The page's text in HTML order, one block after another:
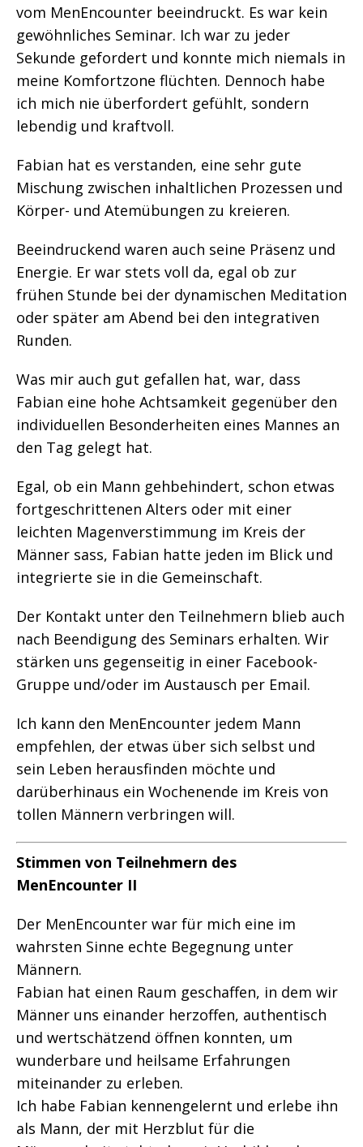
vom MenEncounter beeindruckt. Es war kein
gewöhnliches Seminar. Ich war zu jeder
Sekunde gefordert und konnte mich niemals in
meine Komfortzone flüchten. Dennoch habe
ich mich nie überfordert gefühlt, sondern
lebendig und kraftvoll.
Fabian hat es verstanden, eine sehr gute
Mischung zwischen inhaltlichen Prozessen und
Körper- und Atemübungen zu kreieren.
Beeindruckend waren auch seine Präsenz und
Energie. Er war stets voll da, egal ob zur
frühen Stunde bei der dynamischen Meditation
oder später am Abend bei den integrativen
Runden.
Was mir auch gut gefallen hat, war, dass
Fabian eine hohe Achtsamkeit gegenüber den
individuellen Besonderheiten eines Mannes an
den Tag gelegt hat.
Egal, ob ein Mann gehbehindert, schon etwas
fortgeschrittenen Alters oder mit einer
leichten Magenverstimmung im Kreis der
Männer sass, Fabian hatte jeden im Blick und
integrierte sie in die Gemeinschaft.
Der Kontakt unter den Teilnehmern blieb auch
nach Beendigung des Seminars erhalten. Wir
stärken uns gegenseitig in einer Facebook-
Gruppe und/oder im Austausch per Email.
Ich kann den MenEncounter jedem Mann
empfehlen, der etwas über sich selbst und
sein Leben herausfinden möchte und
darüberhinaus ein Wochenende im Kreis von
tollen Männern verbringen will.
Stimmen von Teilnehmern des
MenEncounter II
Der MenEncounter war für mich eine im
wahrsten Sinne echte Begegnung unter
Männern.
Fabian hat einen Raum geschaffen, in dem wir
Männer uns einander herzoffen, authentisch
und wertschätzend öffnen konnten, um
wunderbare und heilsame Erfahrungen
miteinander zu erleben.
Ich habe Fabian kennengelernt und erlebe ihn
als Mann, der mit Herzblut für die